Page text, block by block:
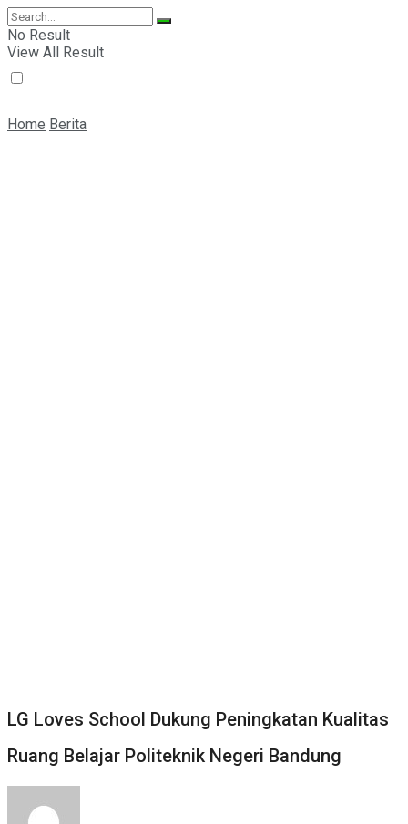
E-Magazine
No Result
View All Result
Home Berita
LG Loves School Dukung Peningkatan Kualitas
Ruang Belajar Politeknik Negeri Bandung